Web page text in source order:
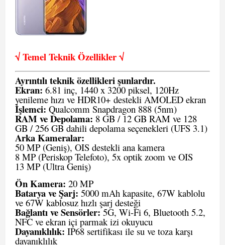
√ Temel Teknik Özellikler √
Ayrıntılı teknik özellikleri şunlardır.
Ekran: 6.81 inç, 1440 x 3200 piksel, 120Hz
yenileme hızı ve HDR10+ destekli AMOLED ekran
İşlemci: Qualcomm Snapdragon 888 (5nm)
RAM ve Depolama: 8 GB / 12 GB RAM ve 128
GB / 256 GB dahili depolama seçenekleri (UFS 3.1)
Arka Kameralar:
50 MP (Geniş), OIS destekli ana kamera
8 MP (Periskop Telefoto), 5x optik zoom ve OIS
13 MP (Ultra Geniş)
Ön Kamera: 20 MP
Batarya ve Şarj: 5000 mAh kapasite, 67W kablolu
ve 67W kablosuz hızlı şarj desteği
Bağlantı ve Sensörler:5G, Wi-Fi 6, Bluetooth 5.2,
NFC ve ekran içi parmak izi okuyucu
Dayanıklılık: IP68 sertifikası ile su ve toza karşı
dayanıklılık